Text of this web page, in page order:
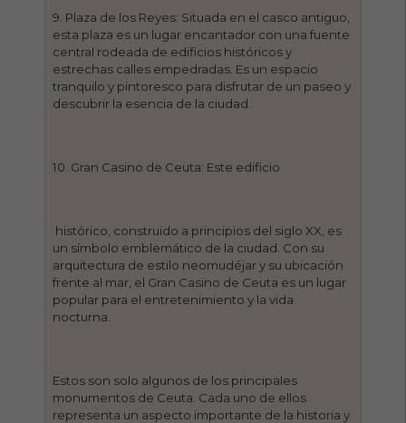
9. Plaza de los Reyes: Situada en el casco antiguo,
esta plaza es un lugar encantador con una fuente
central rodeada de edificios históricos y
estrechas calles empedradas. Es un espacio
tranquilo y pintoresco para disfrutar de un paseo y
descubrir la esencia de la ciudad.
10. Gran Casino de Ceuta: Este edificio
histórico, construido a principios del siglo XX, es
un símbolo emblemático de la ciudad. Con su
arquitectura de estilo neomudéjar y su ubicación
frente al mar, el Gran Casino de Ceuta es un lugar
popular para el entretenimiento y la vida
nocturna.
Estos son solo algunos de los principales
monumentos de Ceuta. Cada uno de ellos
representa un aspecto importante de la historia y